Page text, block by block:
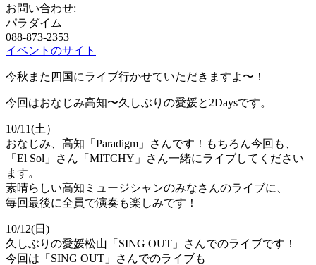
お問い合わせ:
パラダイム
088-873-2353
イベントのサイト
今秋また四国にライブ行かせていただきますよ〜！
今回はおなじみ高知〜久しぶりの愛媛と2Daysです。
10/11(土）
おなじみ、高知「Paradigm」さんです！もちろん今回も、
「El Sol」さん「MITCHY」さん一緒にライブしてください
ます。
素晴らしい高知ミュージシャンのみなさんのライブに、
毎回最後に全員で演奏も楽しみです！
10/12(日)
久しぶりの愛媛松山「SING OUT」さんでのライブです！
今回は「SING OUT」さんでのライブも